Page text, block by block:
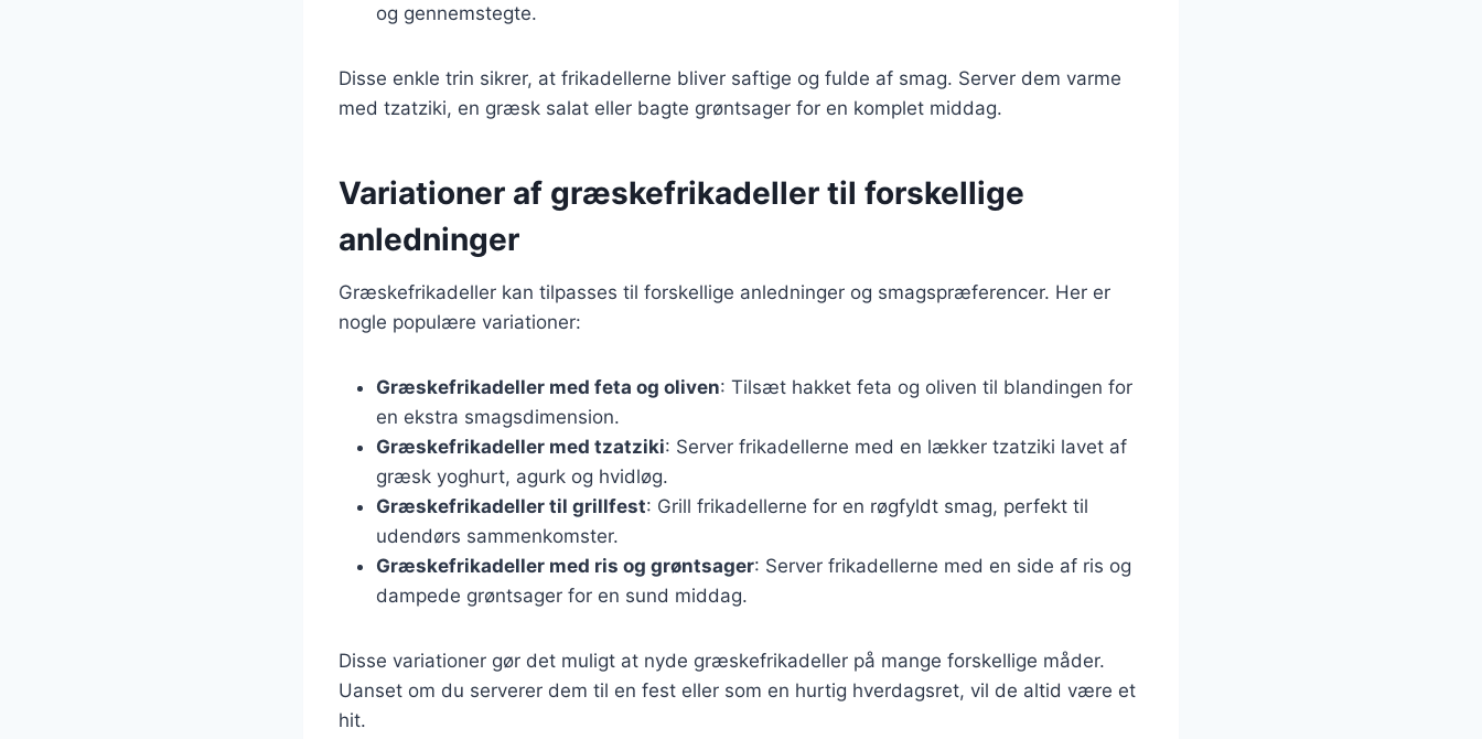
og gennemstegte.
Disse enkle trin sikrer, at frikadellerne bliver saftige og fulde af smag. Server dem varme
med tzatziki, en græsk salat eller bagte grøntsager for en komplet middag.
Variationer af græskefrikadeller til forskellige
anledninger
Græskefrikadeller kan tilpasses til forskellige anledninger og smagspræferencer. Her er
nogle populære variationer:
Græskefrikadeller med feta og oliven: Tilsæt hakket feta og oliven til blandingen for
en ekstra smagsdimension.
Græskefrikadeller med tzatziki: Server frikadellerne med en lækker tzatziki lavet af
græsk yoghurt, agurk og hvidløg.
Græskefrikadeller til grillfest: Grill frikadellerne for en røgfyldt smag, perfekt til
udendørs sammenkomster.
Græskefrikadeller med ris og grøntsager: Server frikadellerne med en side af ris og
dampede grøntsager for en sund middag.
Disse variationer gør det muligt at nyde græskefrikadeller på mange forskellige måder.
Uanset om du serverer dem til en fest eller som en hurtig hverdagsret, vil de altid være et
hit.